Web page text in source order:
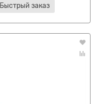
Быстрый заказ